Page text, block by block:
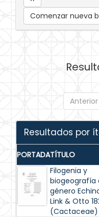
Comenzar nueva
Anterior
Resultados por
PORTADATÍTULO
Filogenia y
biogeografía
género
Link & Otto
(Cactaceae)